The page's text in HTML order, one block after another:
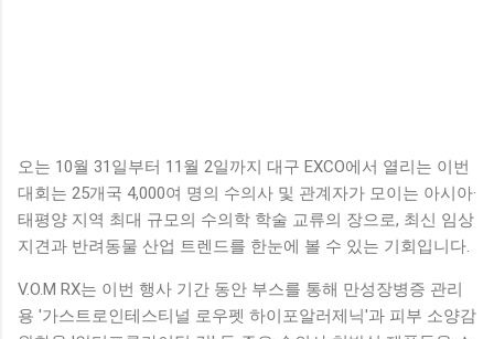
오는 10월 31일부터 11월 2일까지 대구 EXCO에서 열리는 이번
대회는 25개국 4,000여 명의 수의사 및 관계자가 모이는 아시아·
태평양 지역 최대 규모의 수의학 학술 교류의 장으로, 최신 임상
지견과 반려동물 산업 트렌드를 한눈에 볼 수 있는 기회입니다.
V.O.M RX는 이번 행사 기간 동안 부스를 통해 만성장병증 관리
용 '가스트로인테스티널 로우펫 하이포알러제닉'과 피부 소양감